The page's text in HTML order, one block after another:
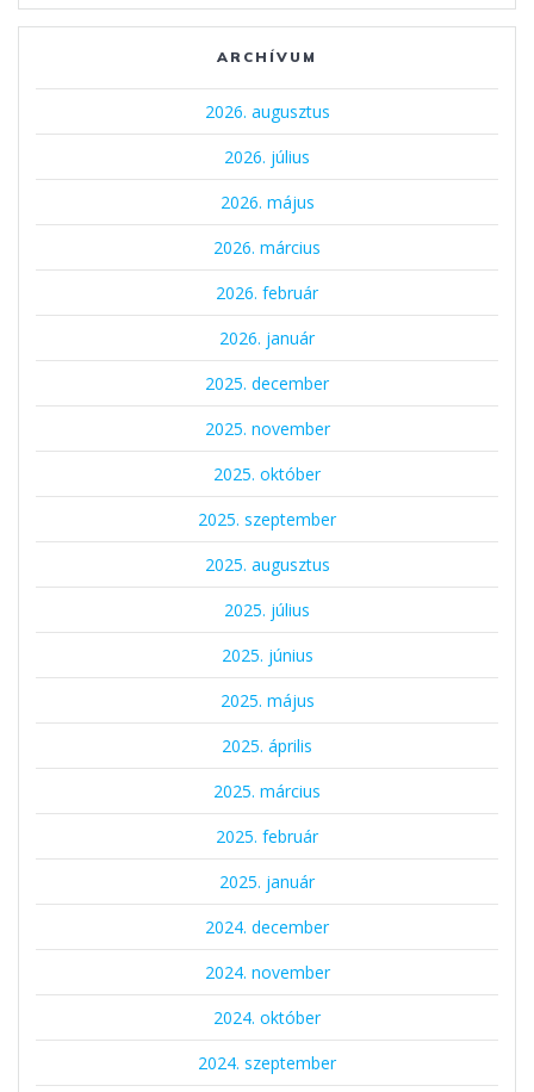
ARCHÍVUM
2026. augusztus
2026. július
2026. május
2026. március
2026. február
2026. január
2025. december
2025. november
2025. október
2025. szeptember
2025. augusztus
2025. július
2025. június
2025. május
2025. április
2025. március
2025. február
2025. január
2024. december
2024. november
2024. október
2024. szeptember